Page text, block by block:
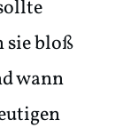
sie bloß
wann